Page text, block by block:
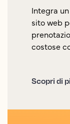
Integra
sito web
costose
Scopri di